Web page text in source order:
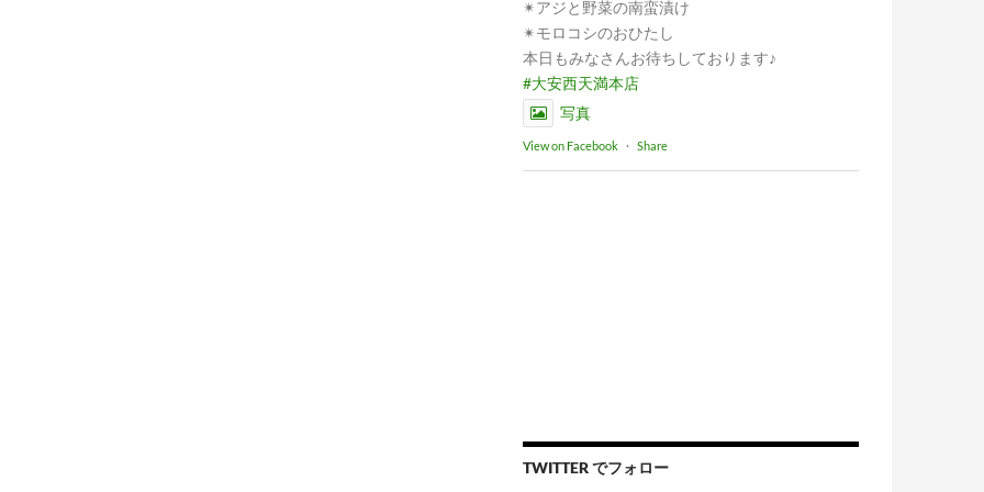
✴︎アジと野菜の南蛮漬け
✴︎モロコシのおひたし
本日もみなさんお待ちしております♪
#大安西天満本店
写真
View on Facebook · Share
TWITTER でフォロー